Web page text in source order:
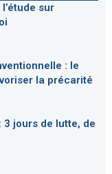
sur
: le
la précarité
3 jours de lutte, de